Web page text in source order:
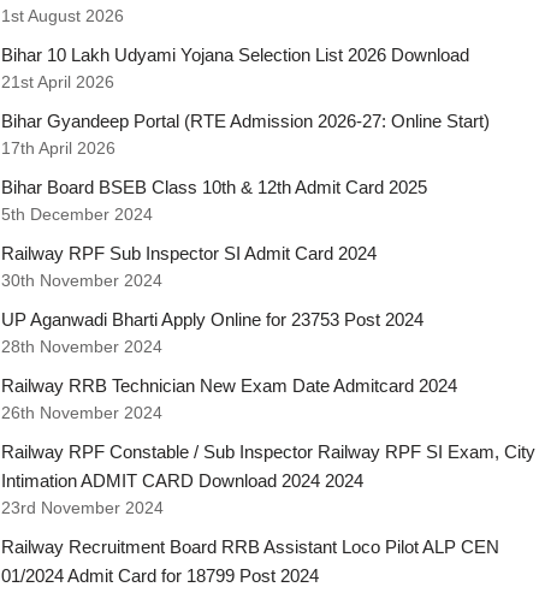
1st August 2026
Bihar 10 Lakh Udyami Yojana Selection List 2026 Download
21st April 2026
Bihar Gyandeep Portal (RTE Admission 2026-27: Online Start)
17th April 2026
Bihar Board BSEB Class 10th & 12th Admit Card 2025
5th December 2024
Railway RPF Sub Inspector SI Admit Card 2024
30th November 2024
UP Aganwadi Bharti Apply Online for 23753 Post 2024
28th November 2024
Railway RRB Technician New Exam Date Admitcard 2024
26th November 2024
Railway RPF Constable / Sub Inspector Railway RPF SI Exam, City
Intimation ADMIT CARD Download 2024 2024
23rd November 2024
Railway Recruitment Board RRB Assistant Loco Pilot ALP CEN
01/2024 Admit Card for 18799 Post 2024